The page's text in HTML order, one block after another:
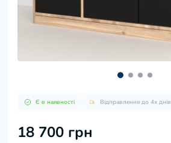
Є в наявності Відправлення до 4х днів
18 700 грн